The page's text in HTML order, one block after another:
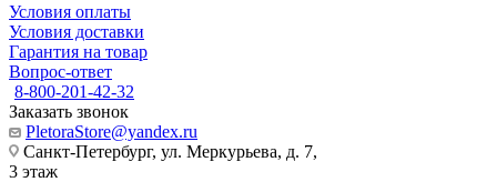
Условия оплаты
Условия доставки
Гарантия на товар
Вопрос-ответ
8-800-201-42-32
Заказать звонок
PletoraStore@yandex.ru
Санкт-Петербург, ул. Меркурьева, д. 7,
3 этаж